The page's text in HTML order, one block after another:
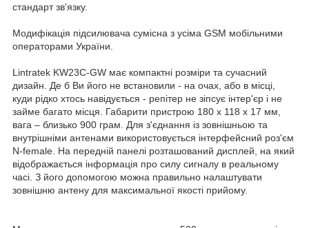
стандарт зв'язку.
Модифікація підсилювача сумісна з усіма GSM мобільними
операторами України.
Lintratek KW23C-GW має компактні розміри та сучасний
дизайн. Де б Ви його не встановили - на очах, або в місці,
куди рідко хтось навідується - репітер не зіпсує інтер'єр і не
займе багато місця. Габарити пристрою 180 х 118 х 17 мм,
вага – близько 900 грам. Для з'єднання із зовнішньою та
внутрішніми антенами використовується інтерфейсний роз'єм
N-female. На передній панелі розташований дисплей, на який
відображається інформація про силу сигналу в реальному
часі. З його допомогою можна правильно налаштувати
зовнішню антену для максимальної якості прийому.